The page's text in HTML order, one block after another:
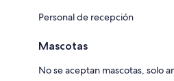
Personal de recepción
Mascotas
No se aceptan mascotas, solo